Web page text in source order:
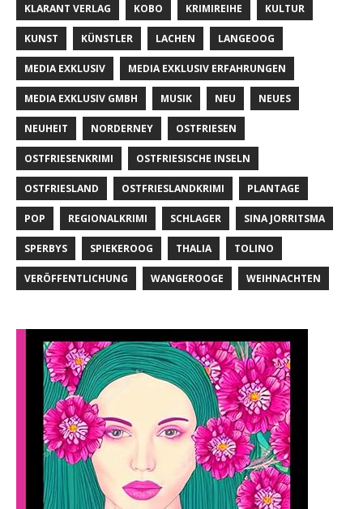
KLARANT VERLAG KOBO KRIMIREIHE KULTUR
KUNST KÜNSTLER LACHEN LANGEOOG
MEDIA EXKLUSIV MEDIA EXKLUSIV ERFAHRUNGEN
MEDIA EXKLUSIV GMBH MUSIK NEU NEUES
NEUHEIT NORDERNEY OSTFRIESEN
OSTFRIESENKRIMI OSTFRIESISCHE INSELN
OSTFRIESLAND OSTFRIESLANDKRIMI PLANTAGE
POP REGIONALKRIMI SCHLAGER SINA JORRITSMA
SPERBYS SPIEKEROOG THALIA TOLINO
VERÖFFENTLICHUNG WANGEROOGE WEIHNACHTEN